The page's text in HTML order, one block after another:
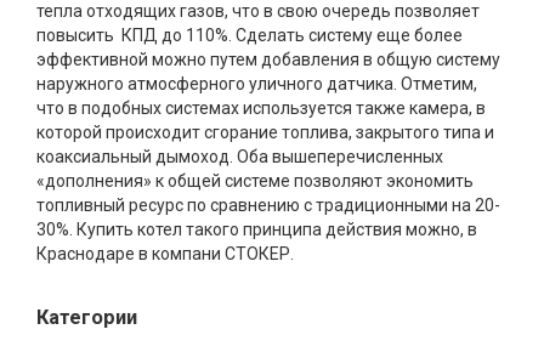
тепла отходящих газов, что в свою очередь позволяет
повысить КПД до 110%. Сделать систему еще более
эффективной можно путем добавления в общую систему
наружного атмосферного уличного датчика. Отметим,
что в подобных системах используется также камера, в
которой происходит сгорание топлива, закрытого типа и
коаксиальный дымоход. Оба вышеперечисленных
«дополнения» к общей системе позволяют экономить
топливный ресурс по сравнению с традиционными на 20-
30%. Купить котел такого принципа действия можно, в
Краснодаре в компани СТОКЕР.
Категории